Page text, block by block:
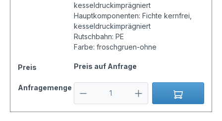
kesseldruckimprägniert
Hauptkomponenten: Fichte kernfrei,
kesseldruckimprägniert
Rutschbahn: PE
Farbe: froschgruen-ohne
Preis Preis auf Anfrage
Anfragemenge